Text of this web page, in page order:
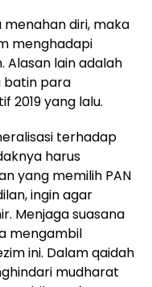
menahan diri, maka
menghadapi
Alasan lain adalah
batin para
2019 yang lalu.
terhadap
harus
yang memilih PAN
ingin agar
Menjaga suasana
mengambil
ini. Dalam qaidah
mudharat